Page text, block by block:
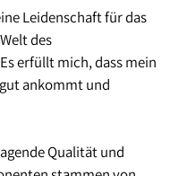
Leidenschaft für das
des
erfüllt mich, dass mein
ankommt und
Qualität und